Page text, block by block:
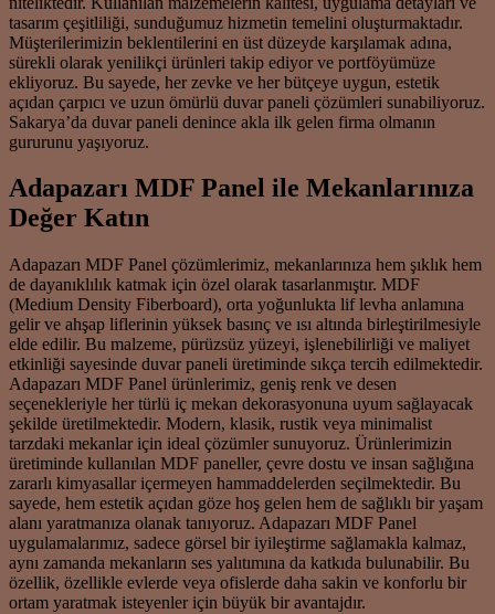
tasarım çeşitliliği, sunduğumuz hizmetin temelini oluşturmaktadır.
Müşterilerimizin beklentilerini en üst düzeyde karşılamak adına,
sürekli olarak yenilikçi ürünleri takip ediyor ve portföyümüze
ekliyoruz. Bu sayede, her zevke ve her bütçeye uygun, estetik
açıdan çarpıcı ve uzun ömürlü duvar paneli çözümleri sunabiliyoruz.
Sakarya’da duvar paneli denince akla ilk gelen firma olmanın
gururunu yaşıyoruz.
Adapazarı MDF Panel ile Mekanlarınıza
Değer Katın
Adapazarı MDF Panel çözümlerimiz, mekanlarınıza hem şıklık hem
de dayanıklılık katmak için özel olarak tasarlanmıştır. MDF
(Medium Density Fiberboard), orta yoğunlukta lif levha anlamına
gelir ve ahşap liflerinin yüksek basınç ve ısı altında birleştirilmesiyle
elde edilir. Bu malzeme, pürüzsüz yüzeyi, işlenebilirliği ve maliyet
etkinliği sayesinde duvar paneli üretiminde sıkça tercih edilmektedir.
Adapazarı MDF Panel ürünlerimiz, geniş renk ve desen
seçenekleriyle her türlü iç mekan dekorasyonuna uyum sağlayacak
şekilde üretilmektedir. Modern, klasik, rustik veya minimalist
tarzdaki mekanlar için ideal çözümler sunuyoruz. Ürünlerimizin
üretiminde kullanılan MDF paneller, çevre dostu ve insan sağlığına
zararlı kimyasallar içermeyen hammaddelerden seçilmektedir. Bu
sayede, hem estetik açıdan göze hoş gelen hem de sağlıklı bir yaşam
alanı yaratmanıza olanak tanıyoruz. Adapazarı MDF Panel
uygulamalarımız, sadece görsel bir iyileştirme sağlamakla kalmaz,
aynı zamanda mekanların ses yalıtımına da katkıda bulunabilir. Bu
özellik, özellikle evlerde veya ofislerde daha sakin ve konforlu bir
ortam yaratmak isteyenler için büyük bir avantajdır.